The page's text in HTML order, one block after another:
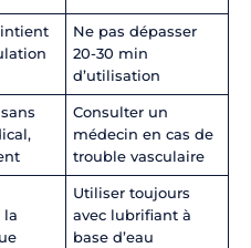
Ne pas dépasser
20-30 min
d’utilisation
Consulter un
médecin en cas de
trouble vasculaire
la
Utiliser toujours
avec lubrifiant à
base d’eau